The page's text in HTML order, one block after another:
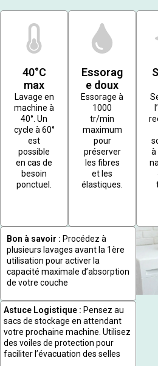
40°C
max
Lavage en
machine à
40°. Un
cycle à 60°
est
possible
en cas de
besoin
ponctuel.
Essorag
e doux
Essorage à
1000
tr/min
maximum
pour
préserver
les fibres
et les
élastiques.
à
Bon à savoir : Procédez à
plusieurs lavages avant la 1ère
utilisation pour activer la
capacité maximale d’absorption
de votre couche
Astuce Logistique : Pensez au
sacs de stockage en attendant
votre prochaine machine. Utilisez
des voiles de protection pour
faciliter l’évacuation des selles